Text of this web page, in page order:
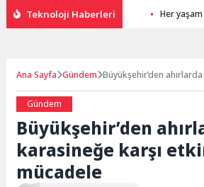
Teknoloji Haberleri Her
Ana Sayfa Gündem Büyükşehir’den
Gündem
Büyükşehir’den
karasineğe karşı
mücadele